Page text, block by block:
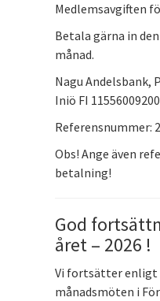
Medlemsavgiften
Betala gärna in
månad.
Nagu Andelsbank,
Iniö FI
Referensnummer:
Obs! Ange även
betalning!
God
året – 2026 !
Vi fortsätter enligt
månadsmöten i